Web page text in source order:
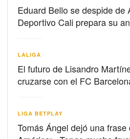
Eduard Bello se despide de
Deportivo Cali prepara su
LALIGA
El futuro de Lisandro
cruzarse con el FC
LIGA BETPLAY
Tomás Ángel dejó una